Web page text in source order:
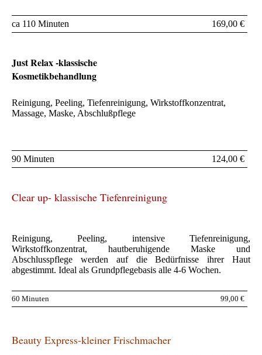
ca 110 Minuten 169,00 €
Just Relax -klassische
Kosmetikbehandlung
Reinigung, Peeling, Tiefenreinigung, Wirkstoffkonzentrat,
Massage, Maske, Abschlußpflege
90 Minuten 124,00 €
Clear up- klassische Tiefenreinigung
Reinigung, Peeling, intensive Tiefenreinigung,
Wirkstoffkonzentrat, hautberuhigende Maske und
Abschlusspflege werden auf die Bedürfnisse ihrer Haut
abgestimmt. Ideal als Grundpflegebasis alle 4-6 Wochen.
60 Minuten 99,00 €
Beauty Express-kleiner Frischmacher